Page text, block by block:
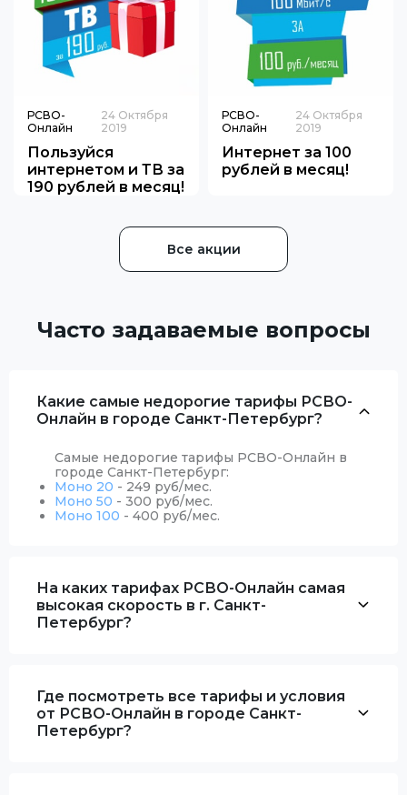
РСВО-
Онлайн
24 Октября
2019
Пользуйся
интернетом и ТВ за
190 рублей в месяц!
РСВО-
Онлайн
24 Октября
2019
Интернет за 100
рублей в месяц!
Все акции
Часто задаваемые вопросы
Какие самые недорогие тарифы РСВО-
Онлайн в городе Санкт-Петербург?
Самые недорогие тарифы РСВО-Онлайн в
городе Санкт-Петербург:
Моно 20 - 249 руб/мес.
Моно 50 - 300 руб/мес.
Моно 100 - 400 руб/мес.
На каких тарифах РСВО-Онлайн самая
высокая скорость в г. Санкт-
Петербург?
Где посмотреть все тарифы и условия
от РСВО-Онлайн в городе Санкт-
Петербург?